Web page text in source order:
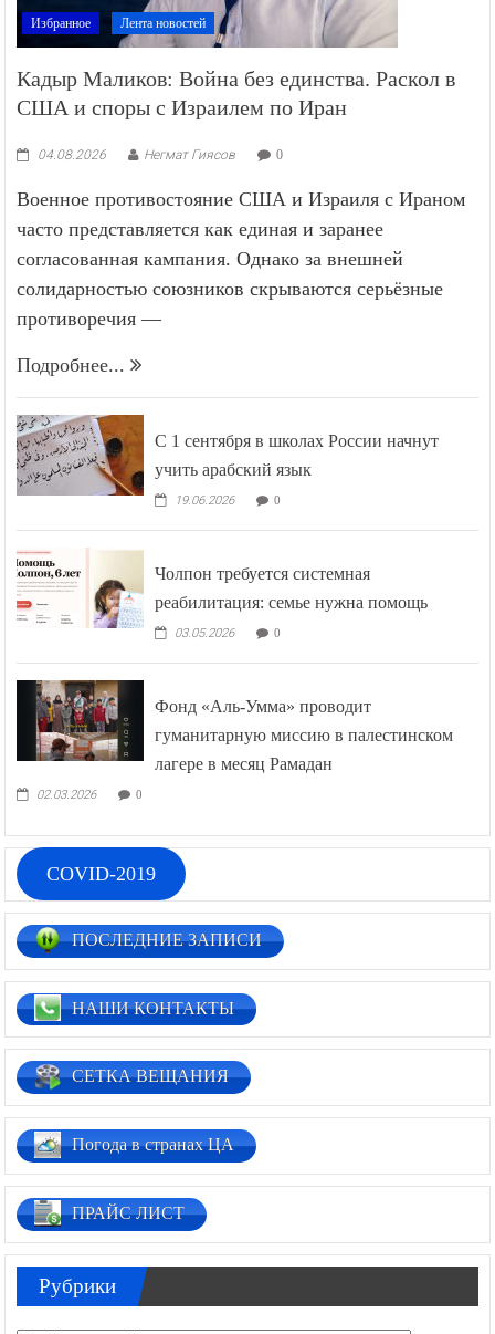
Избранное Лента новостей
Кадыр Маликов: Война без единства. Раскол в
США и споры с Израилем по Иран
04.08.2026 Негмат Гиясов 0
Военное противостояние США и Израиля с Ираном
часто представляется как единая и заранее
согласованная кампания. Однако за внешней
солидарностью союзников скрываются серьёзные
противоречия —
Подробнее...
С 1 сентября в школах России начнут
учить арабский язык
19.06.2026 0
Чолпон требуется системная
реабилитация: семье нужна помощь
03.05.2026 0
Фонд «Аль-Умма» проводит
гуманитарную миссию в палестинском
лагере в месяц Рамадан
02.03.2026 0
COVID-2019
ПОСЛЕДНИЕ ЗАПИСИ
НАШИ КОНТАКТЫ
СЕТКА ВЕЩАНИЯ
Погода в странах ЦА
ПРАЙС ЛИСТ
Рубрики